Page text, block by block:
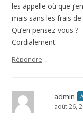
les appelle où que
mais sans les frais
Qu’en pensez-vous ?
Cordialement.
Répondre ↓
admin
août 26,